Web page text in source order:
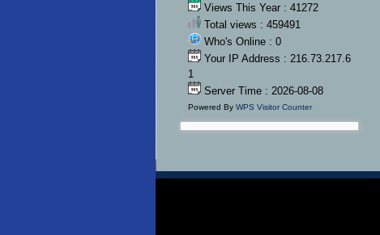
Views This Year : 41272
Total views : 459491
Who's Online : 0
Your IP Address : 216.73.217.6
1
Server Time : 2026-08-08
Powered By WPS Visitor Counter